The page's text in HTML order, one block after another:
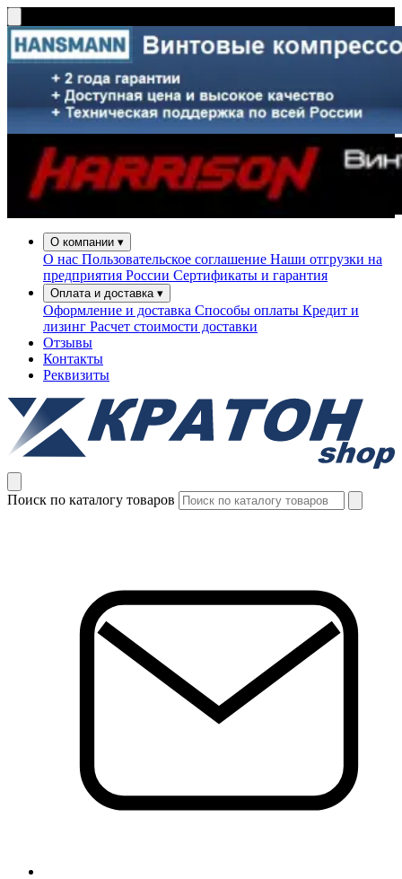
О компании ▾
О нас Пользовательское соглашение Наши отгрузки на
предприятия России Сертификаты и гарантия
Оплата и доставка ▾
Оформление и доставка Способы оплаты Кредит и
лизинг Расчет стоимости доставки
Отзывы
Контакты
Реквизиты
Поиск по каталогу товаров